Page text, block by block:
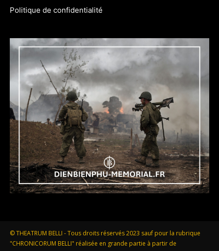
Politique de confidentialité
© THEATRUM BELLI - Tous droits réservés 2023 sauf pour la rubrique
"CHRONICORUM BELLI" réalisée en grande partie à partir de